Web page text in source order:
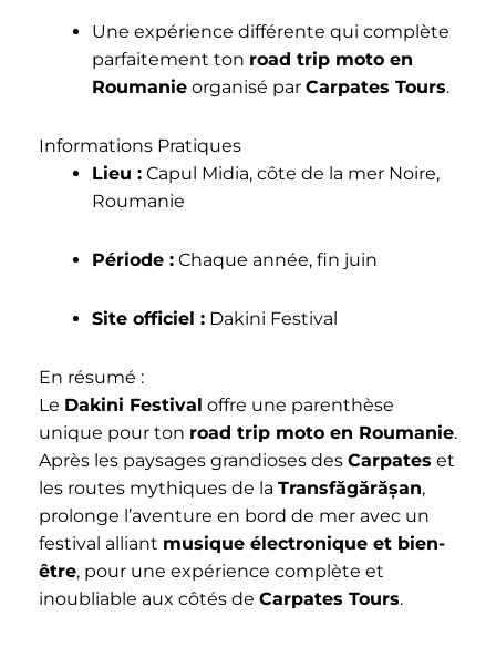
Une expérience différente qui complète
parfaitement ton road trip moto en
Roumanie organisé par Carpates Tours.
Informations Pratiques
Lieu : Capul Midia, côte de la mer Noire,
Roumanie
Période : Chaque année, fin juin
Site officiel : Dakini Festival
En résumé :
Le Dakini Festival offre une parenthèse
unique pour ton road trip moto en Roumanie.
Après les paysages grandioses des Carpates et
les routes mythiques de la Transfăgărășan,
prolonge l’aventure en bord de mer avec un
festival alliant musique électronique et bien-
être, pour une expérience complète et
inoubliable aux côtés de Carpates Tours.